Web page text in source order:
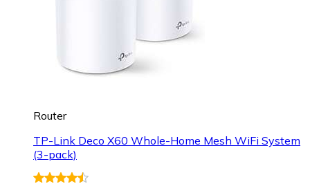
Router
TP-Link Deco X60 Whole-Home Mesh WiFi System
(3-pack)